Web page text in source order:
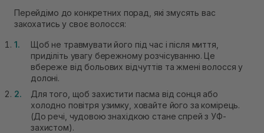
Перейдімо до конкретних порад, які змусять вас
закохатись у своє волосся:
Щоб не травмувати його під час і після миття,
приділіть увагу бережному розчісуванню. Це
вбереже від больових відчуттів та жмені волосся у
долоні.
Для того, щоб захистити пасма від сонця або
холодно повітря узимку, ховайте його за комірець.
(До речі, чудовою знахідкою стане спрей з УФ-
захистом).